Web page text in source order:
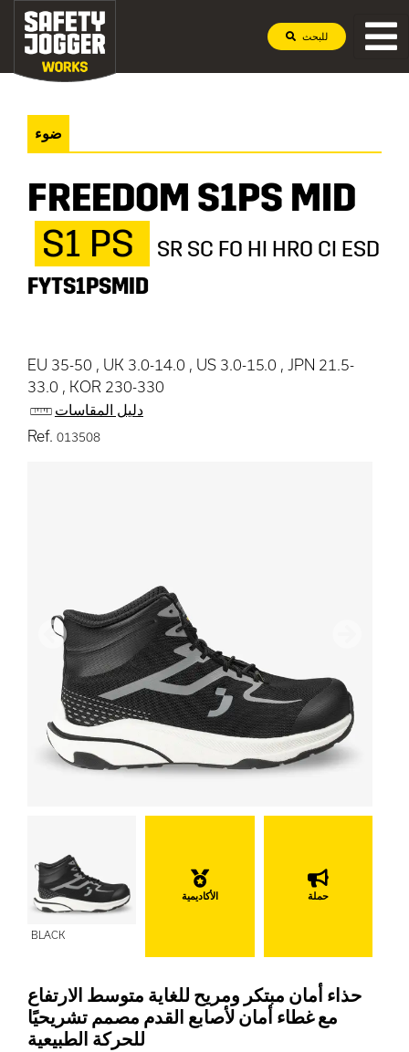
للبحث
ضوء
FREEDOM S1PS MID
S1 PS
SR SC FO HI HRO CI ESD
FYTS1PSMID
EU 35-50 , UK 3.0-14.0 , US 3.0-15.0 , JPN 21.5-
33.0 , KOR 230-330
دليل المقاسات
Ref. 013508
سابق
BLACK
الأكاديمية حملة
حذاء أمان مبتكر ومريح للغاية متوسط الارتفاع
مع غطاء أمان لأصابع القدم مصمم تشريحيًا
للحركة الطبيعية